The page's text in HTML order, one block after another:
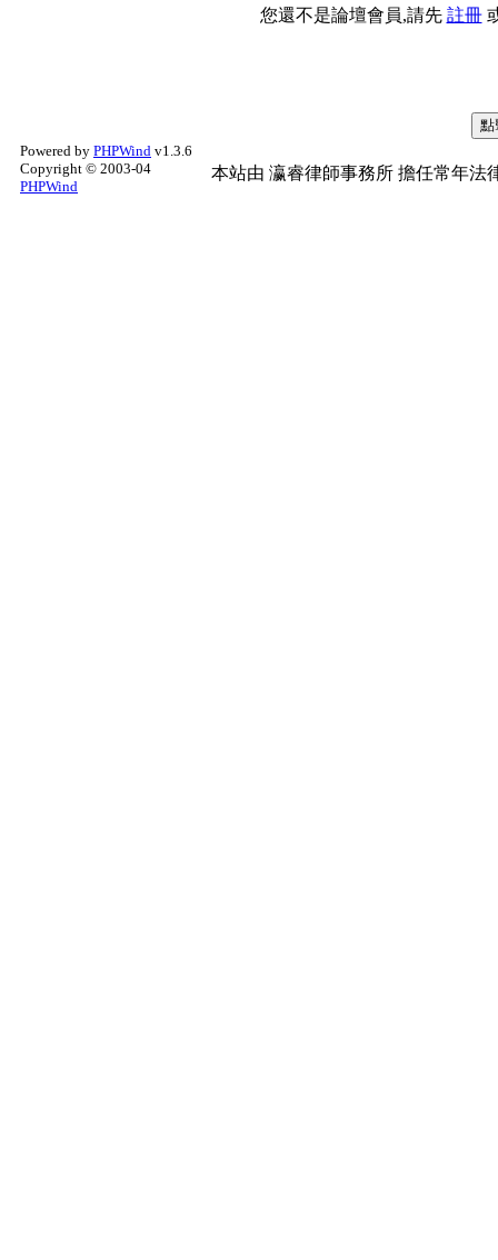
您還不是論壇會員,請先 註冊
Powered by PHPWind v1.3.6
Copyright © 2003-04
PHPWind
本站由 瀛睿律師事務所 擔任常年法